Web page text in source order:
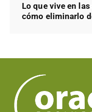
Lo que vive en
cómo eliminarlo